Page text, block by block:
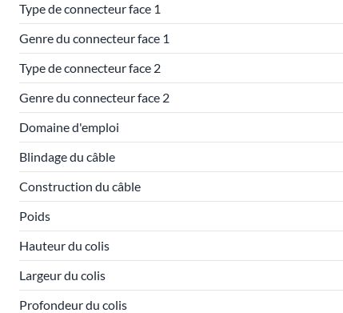
Type de connecteur face 1
Genre du connecteur face 1
Type de connecteur face 2
Genre du connecteur face 2
Domaine d'emploi
Blindage du câble
Construction du câble
Poids
Hauteur du colis
Largeur du colis
Profondeur du colis